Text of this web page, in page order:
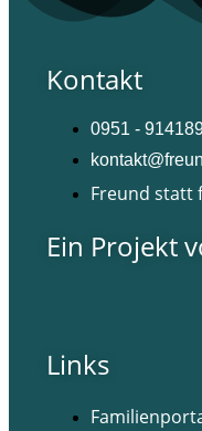
Kontakt
0951 -
Freund statt
Ein Projekt
Links